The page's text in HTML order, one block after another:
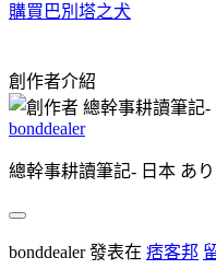
購買巴別塔之犬
創作者介紹
bonddealer
總幹事耕讀筆記- 日本 あ
bonddealer 發表在 痞客邦